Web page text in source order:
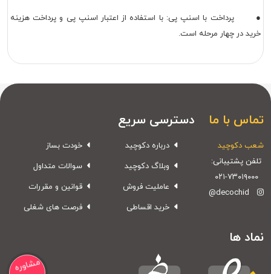
● پرداخت با اسنپ پی: با استفاده از اعتبار اسنپ پی و پرداخت هزینه
خرید در چهار مرحله است.
تماس با ما
شعب دکوچید
تلفن پشتیبانی:
۰۲۱-۷۳۰۱۹۰۰۰
@decochid
دسترسی سریع
درباره دکوچید
وبلاگ دکوچید
عاملیت فروش
خرید اقساطی
خودت بساز
سوالات متداول
قوانین و مقررات
فرصت های شغلی
نماد ها
مشاوره